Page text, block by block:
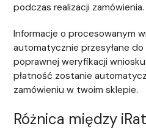
podczas realizacji zamówienia.
Informacje o procesowanym
automatycznie przesyłane
poprawnej weryfikacji
płatność zostanie
zamówieniu w twoim sklepie.
Różnica między